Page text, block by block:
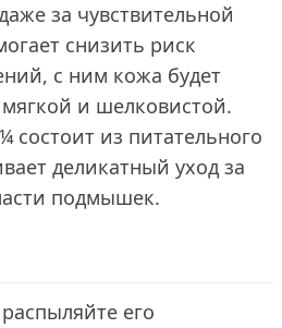
за чувствительной
снизить риск
с ним кожа будет
мягкой и шелковистой.
состоит из питательного
деликатный уход за
подмышек.
его